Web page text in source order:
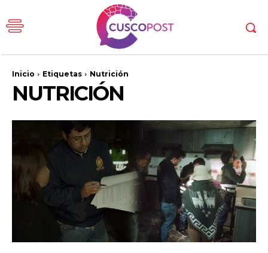
Inicio Etiquetas Nutrición
NUTRICIÓN